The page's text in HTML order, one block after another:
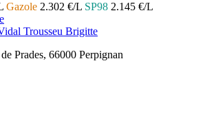
Gazole 2.302 €/L SP98 2.145 €/L
Trousseu Brigitte
Prades, 66000 Perpignan